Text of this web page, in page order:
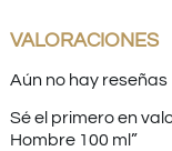
VALORACIONES
Aún no hay reseñas
Sé el primero en
Hombre 100 ml”